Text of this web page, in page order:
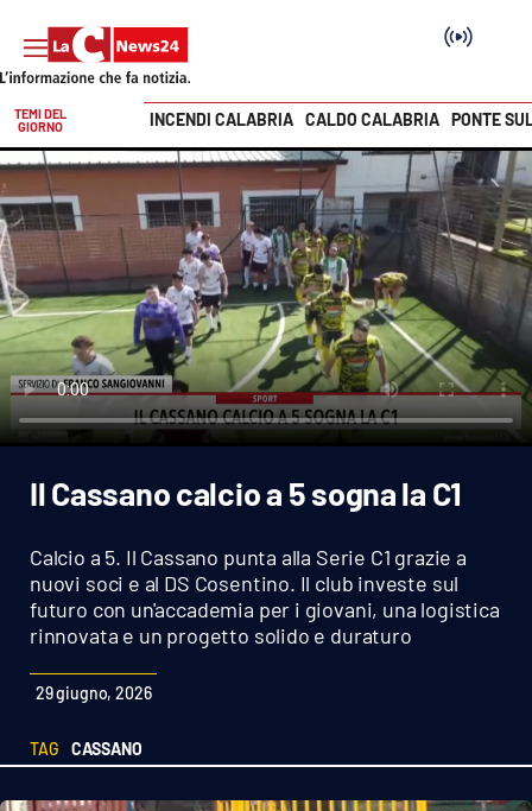
SEZIONI
Cronaca
Politica
Attualità
Economia e lavoro
Italia Mondo
Sanità
Sport
Cultura
Vai
TEMI DEL
GIORNO
INCENDI CALABRIA CALDO CALABRIA PONTE
Il Cassano calcio a 5 sogna la C1
Calcio a 5. Il Cassano punta alla Serie C1 grazie a
nuovi soci e al DS Cosentino. Il club investe sul
futuro con un'accademia per i giovani, una logistica
rinnovata e un progetto solido e duraturo
29 giugno, 2026
TAG CASSANO